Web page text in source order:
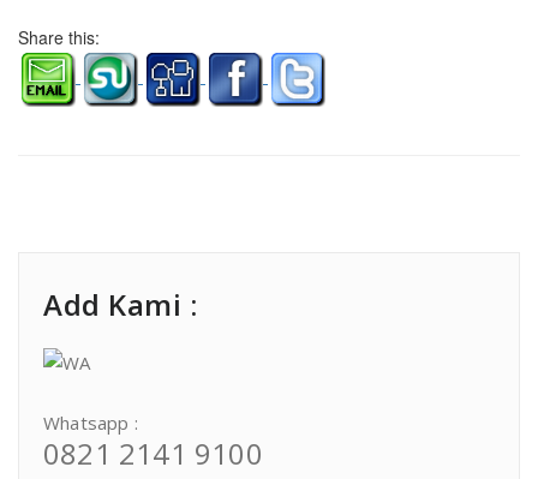
Share this:
Add Kami :
Whatsapp :
0821 2141 9100